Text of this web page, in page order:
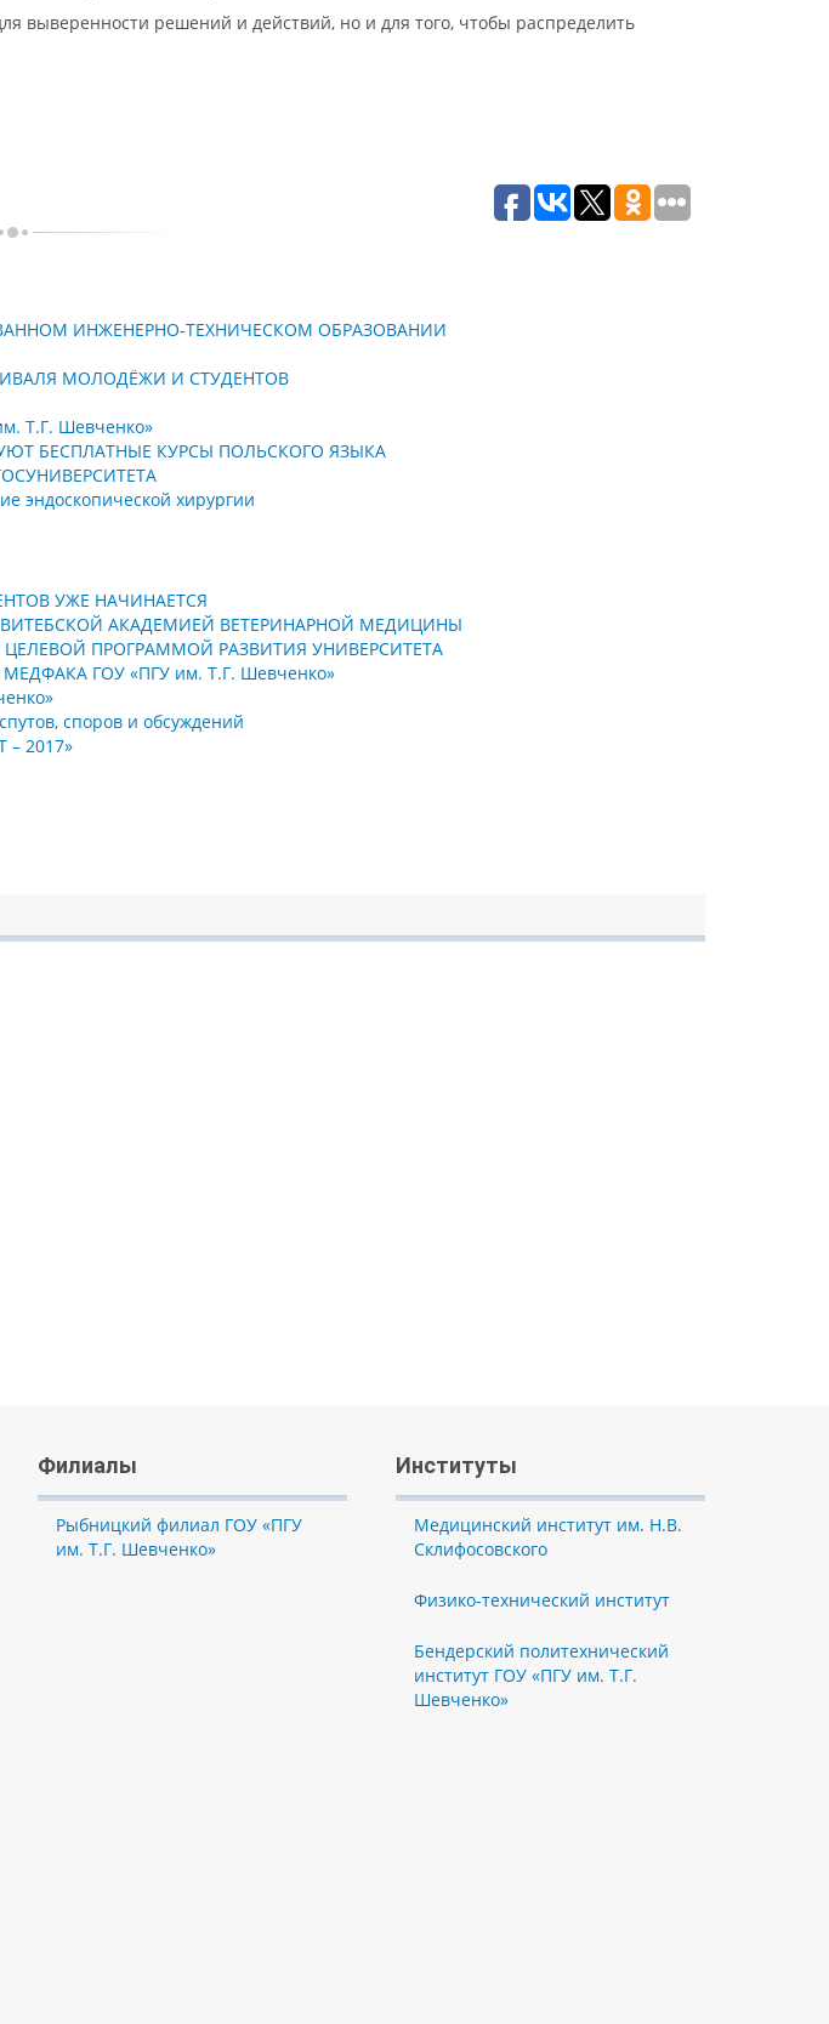
выверенности решений и действий, но и для того, чтобы распределить
ИНЖЕНЕРНО-ТЕХНИЧЕСКОМ ОБРАЗОВАНИИ
МОЛОДЁЖИ И СТУДЕНТОВ
Т.Г. Шевченко»
БЕСПЛАТНЫЕ КУРСЫ ПОЛЬСКОГО ЯЗЫКА
эндоскопической хирургии
УЖЕ НАЧИНАЕТСЯ
ВИТЕБСКОЙ АКАДЕМИЕЙ ВЕТЕРИНАРНОЙ МЕДИЦИНЫ
ЦЕЛЕВОЙ ПРОГРАММОЙ РАЗВИТИЯ УНИВЕРСИТЕТА
ГОУ «ПГУ им. Т.Г. Шевченко»
споров и обсуждений
2017»
Филиалы
Рыбницкий филиал ГОУ «ПГУ
им. Т.Г. Шевченко»
Институты
Медицинский институт им. Н.В.
Склифосовского
Физико-технический институт
Бендерский политехнический
институт ГОУ «ПГУ им. Т.Г.
Шевченко»